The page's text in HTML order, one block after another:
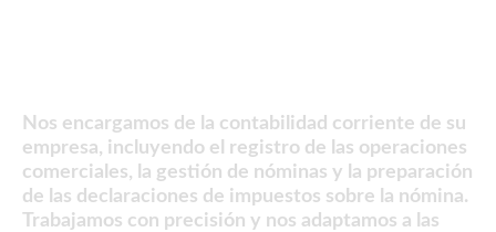
Nos encargamos de la contabilidad corriente de su
empresa, incluyendo el registro de las operaciones
comerciales, la gestión de nóminas y la preparación
de las declaraciones de impuestos sobre la nómina.
Trabajamos con precisión y nos adaptamos a las